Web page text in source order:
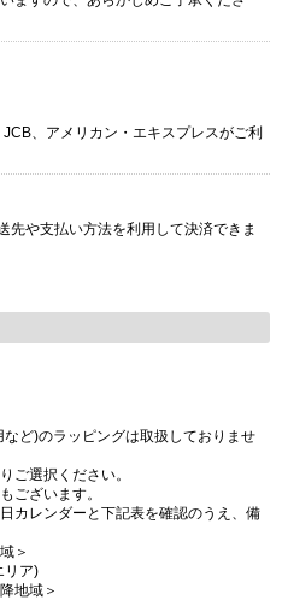
、アメリカン・エキスプレスがご利
先や支払い方法を利用して決済できま
ど)のラッピングは取扱しておりませ
ご選択ください。
ございます。
カレンダーと下記表を確認のうえ、備
＞
リア)
地域＞